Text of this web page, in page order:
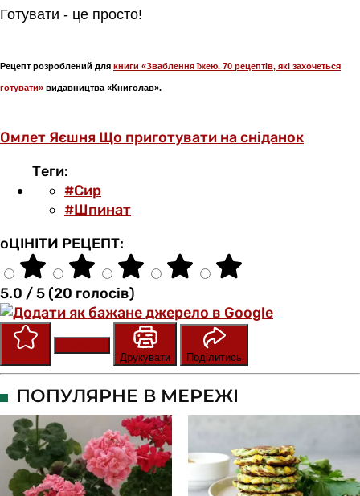
Готувати - це просто!
Рецепт розроблений для книги «Зваблення їжею. 70 рецептів, які захочеться
готувати» видавництва «Книголав».
Омлет Яєшня Що приготувати на сніданок
Теги:
#Сир
#Шпинат
оЦІНІТИ РЕЦЕПТ:
5.0 / 5 (20 голосів)
Друкувати
Поділитись